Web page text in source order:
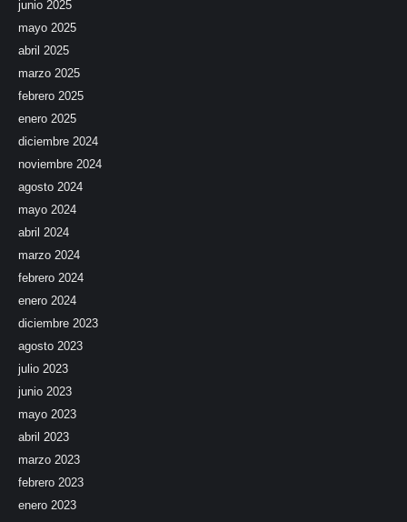
junio 2025
mayo 2025
abril 2025
marzo 2025
febrero 2025
enero 2025
diciembre 2024
noviembre 2024
agosto 2024
mayo 2024
abril 2024
marzo 2024
febrero 2024
enero 2024
diciembre 2023
agosto 2023
julio 2023
junio 2023
mayo 2023
abril 2023
marzo 2023
febrero 2023
enero 2023